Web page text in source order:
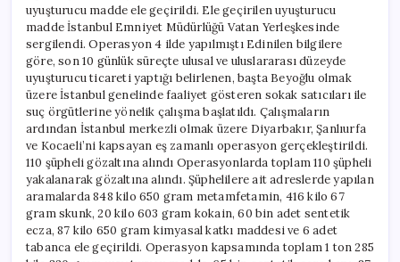
uyuşturucu madde ele geçirildi. Ele geçirilen uyuşturucu
madde İstanbul Emniyet Müdürlüğü Vatan Yerleşkesinde
sergilendi. Operasyon 4 ilde yapılmıştı Edinilen bilgilere
göre, son 10 günlük süreçte ulusal ve uluslararası düzeyde
uyuşturucu ticareti yaptığı belirlenen, başta Beyoğlu olmak
üzere İstanbul genelinde faaliyet gösteren sokak satıcıları ile
suç örgütlerine yönelik çalışma başlatıldı. Çalışmaların
ardından İstanbul merkezli olmak üzere Diyarbakır, Şanlıurfa
ve Kocaeli’ni kapsayan eş zamanlı operasyon gerçekleştirildi.
110 şüpheli gözaltına alındı Operasyonlarda toplam 110 şüpheli
yakalanarak gözaltına alındı. Şüphelilere ait adreslerde yapılan
aramalarda 848 kilo 650 gram metamfetamin, 416 kilo 67
gram skunk, 20 kilo 603 gram kokain, 60 bin adet sentetik
ecza, 87 kilo 650 gram kimyasal katkı maddesi ve 6 adet
tabanca ele geçirildi. Operasyon kapsamında toplam 1 ton 285